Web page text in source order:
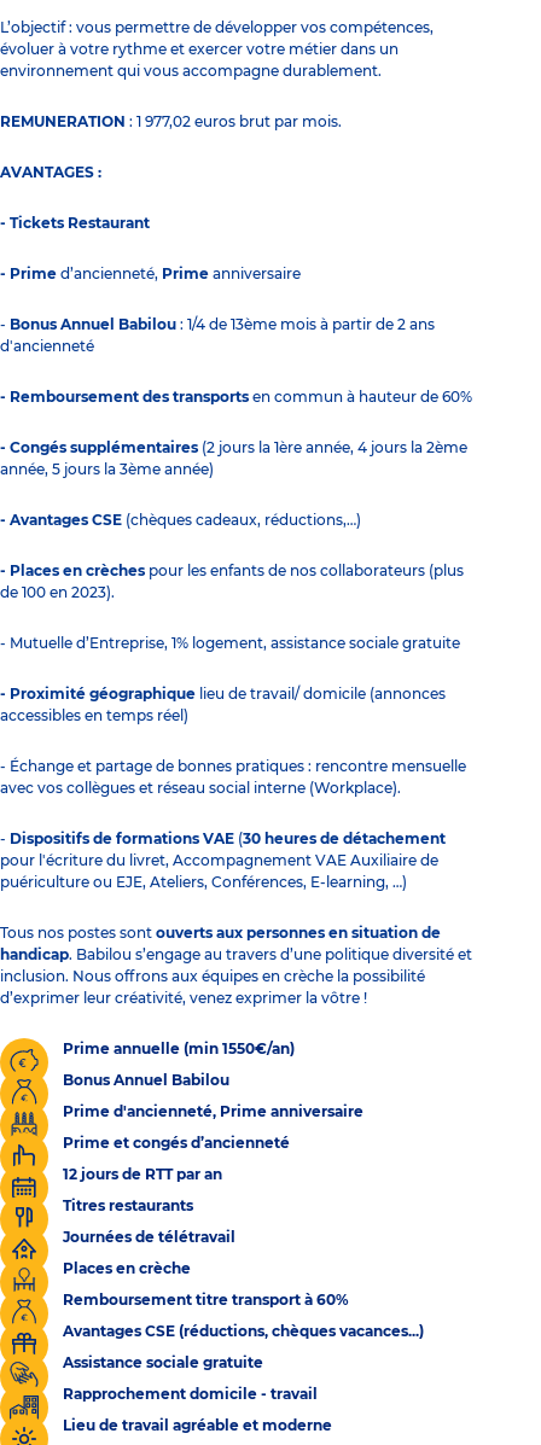
L’objectif : vous permettre de développer vos compétences,
évoluer à votre rythme et exercer votre métier dans un
environnement qui vous accompagne durablement.
REMUNERATION : 1 977,02 euros brut par mois.
AVANTAGES :
- Tickets Restaurant
- Prime d’ancienneté, Prime anniversaire
- Bonus Annuel Babilou : 1/4 de 13ème mois à partir de 2 ans
d'ancienneté
- Remboursement des transports en commun à hauteur de 60%
- Congés supplémentaires (2 jours la 1ère année, 4 jours la 2ème
année, 5 jours la 3ème année)
- Avantages CSE (chèques cadeaux, réductions,…)
- Places en crèches pour les enfants de nos collaborateurs (plus
de 100 en 2023).
- Mutuelle d’Entreprise, 1% logement, assistance sociale gratuite
- Proximité géographique lieu de travail/ domicile (annonces
accessibles en temps réel)
- Échange et partage de bonnes pratiques : rencontre mensuelle
avec vos collègues et réseau social interne (Workplace).
- Dispositifs de formations VAE (30 heures de détachement
pour l'écriture du livret, Accompagnement VAE Auxiliaire de
puériculture ou EJE, Ateliers, Conférences, E-learning, …)
Tous nos postes sont ouverts aux personnes en situation de
handicap. Babilou s’engage au travers d’une politique diversité et
inclusion. Nous offrons aux équipes en crèche la possibilité
d’exprimer leur créativité, venez exprimer la vôtre !
Prime annuelle (min 1550€/an)
Bonus Annuel Babilou
Prime d'ancienneté, Prime anniversaire
Prime et congés d’ancienneté
12 jours de RTT par an
Titres restaurants
Journées de télétravail
Places en crèche
Remboursement titre transport à 60%
Avantages CSE (réductions, chèques vacances...)
Assistance sociale gratuite
Rapprochement domicile - travail
Lieu de travail agréable et moderne